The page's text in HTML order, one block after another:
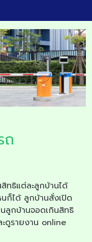
ถ
ทธิแต่ละลูกบ้านได้
นก็ได้ ลูกบ้านสั่งเปิด
ลูกบ้านจอดเกินสิทธิ
ะดูรายงาน online